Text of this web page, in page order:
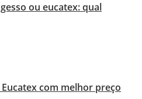
ou eucatex: qual
com melhor preço